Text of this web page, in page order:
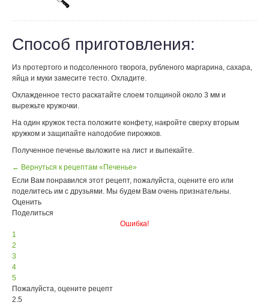
Способ приготовления:
Из протертого и подсоленного творога, рубленого маргарина, сахара,
яйца и муки замесите тесто. Охладите.
Охлажденное тесто раскатайте слоем толщиной около 3 мм и
вырежьте кружочки.
На один кружок теста положите конфету, накройте сверху вторым
кружком и защипайте наподобие пирожков.
Полученное печенье выложите на лист и выпекайте.
← Вернуться к рецептам «Печенье»
Если Вам понравился этот рецепт, пожалуйста, оцените его или
поделитесь им с друзьями. Мы будем Вам очень признательны.
Оценить
Поделиться
Ошибка!
1
2
3
4
5
Пожалуйста, оцените рецепт
2.5